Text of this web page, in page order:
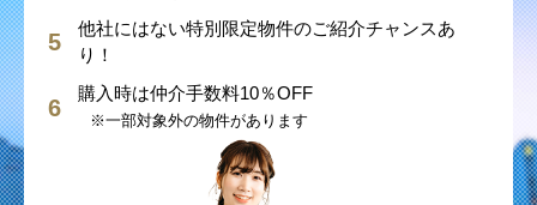
他社にはない特別限定物件のご紹介チャンスあ
り！
購入時は仲介手数料10％OFF
※一部対象外の物件があります